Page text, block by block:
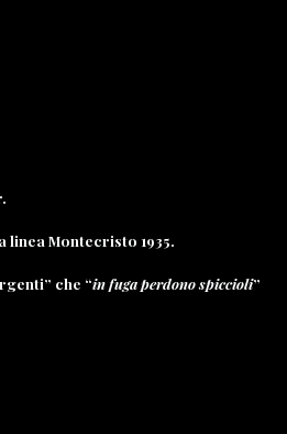
Montecristo 1935.
che “in fuga perdonospiccioli”